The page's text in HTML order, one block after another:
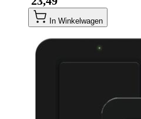
In Winkelwagen